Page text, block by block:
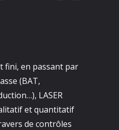
fini, en passant par
(BAT,
LASER
et quantitatif
de contrôles